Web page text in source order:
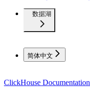
数据湖
简体中文
ClickHouse Documentation